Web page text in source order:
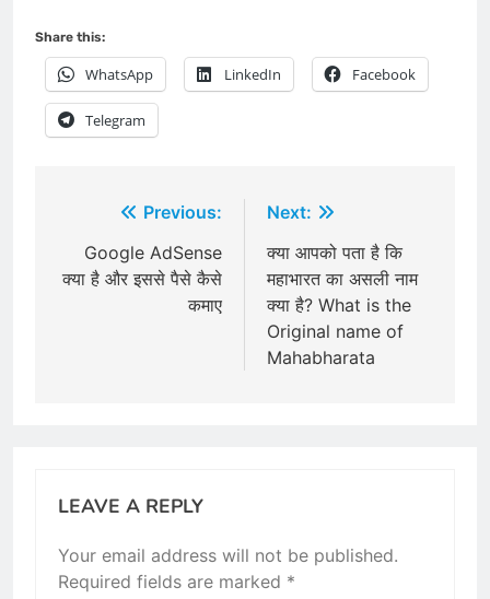
Share this:
WhatsApp LinkedIn Facebook
Telegram
navigation
Previous:
Google AdSense
क्या है और इससे पैसे कैसे
कमाए
Next:
क्या आपको पता है कि
महाभारत का असली नाम
क्या है? What is the
Original name of
Mahabharata
LEAVE A REPLY
Your email address will not be published.
Required fields are marked *